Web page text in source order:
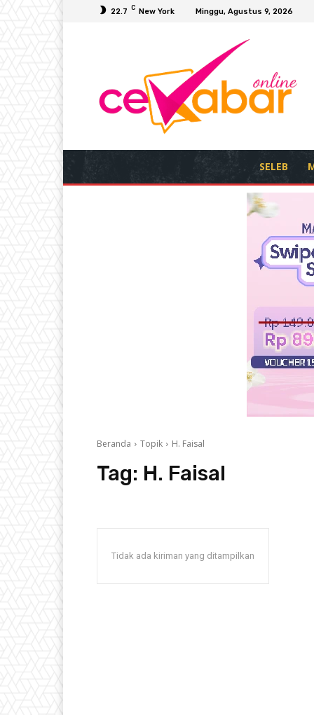
22.7 C New York Minggu, Agustus 9, 2026
SELEB
Beranda Topik H. Faisal
Tag: H. Faisal
Tidak ada kiriman yang ditampilkan